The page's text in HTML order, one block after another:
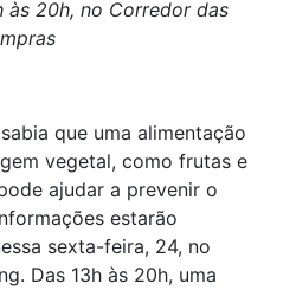
às 20h, no Corredor das
que uma alimentação
vegetal, como frutas e
ajudar a prevenir o
estarão
sexta-feira, 24, no
Das 13h às 20h, uma